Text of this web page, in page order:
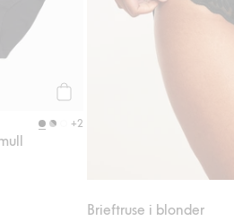
+2
Brieftruse i blonder